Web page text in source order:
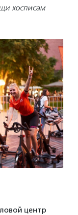
хосписам
центр